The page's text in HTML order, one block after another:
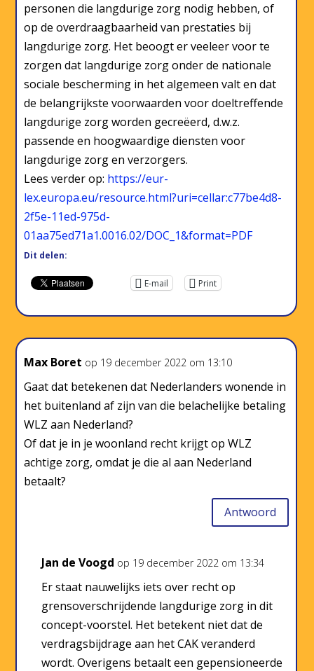
personen die langdurige zorg nodig hebben, of
op de overdraagbaarheid van prestaties bij
langdurige zorg. Het beoogt er veeleer voor te
zorgen dat langdurige zorg onder de nationale
sociale bescherming in het algemeen valt en dat
de belangrijkste voorwaarden voor doeltreffende
langdurige zorg worden gecreëerd, d.w.z.
passende en hoogwaardige diensten voor
langdurige zorg en verzorgers.
Lees verder op: https://eur-
lex.europa.eu/resource.html?uri=cellar:c77be4d8-
2f5e-11ed-975d-
01aa75ed71a1.0016.02/DOC_1&format=PDF
Dit delen:
E-mail Print
Max Boret op 19 december 2022 om 13:10
Gaat dat betekenen dat Nederlanders wonende in
het buitenland af zijn van die belachelijke betaling
WLZ aan Nederland?
Of dat je in je woonland recht krijgt op WLZ
achtige zorg, omdat je die al aan Nederland
betaalt?
Antwoord
Jan de Voogd op 19 december 2022 om 13:34
Er staat nauwelijks iets over recht op
grensoverschrijdende langdurige zorg in dit
concept-voorstel. Het betekent niet dat de
verdragsbijdrage aan het CAK veranderd
wordt. Overigens betaalt een gepensioneerde